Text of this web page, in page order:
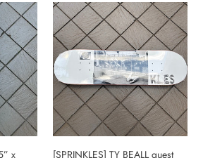
x
[SPRINKLES]
TY
BEALL
guest
photo
-
8.25”
[SPRINKLES] TY BEALL guest